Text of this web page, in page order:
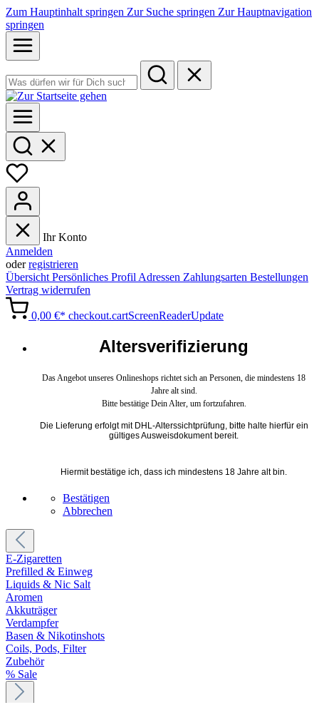
Zum Hauptinhalt springen Zur Suche springen Zur Hauptnavigation
springen
Ihr Konto
Anmelden
oderregistrieren
Übersicht Persönliches Profil Adressen Zahlungsarten Bestellungen
Vertrag widerrufen
0,00 €* checkout.cartScreenReaderUpdate
Altersverifizierung
Das Angebot unseres Onlineshops richtet sich an Personen, die mindestens 18
Jahre alt sind.
Bitte bestätige Dein Alter, um fortzufahren.
Die Lieferung erfolgt mit DHL-Alterssichtprüfung, bitte halte hierfür ein
gültiges Ausweisdokument bereit.
Hiermit bestätige ich, dass ich mindestens 18 Jahre alt bin.
Bestätigen
Abbrechen
E-Zigaretten
Prefilled & Einweg
Liquids & Nic Salt
Aromen
Akkuträger
Verdampfer
Basen & Nikotinshots
Coils, Pods, Filter
Zubehör
% Sale